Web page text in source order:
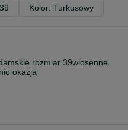
Kolor: Turkusowy
rozmiar 39wiosenne
okazja